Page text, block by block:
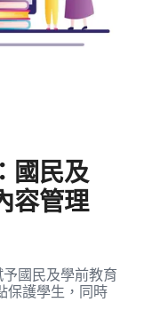
國民​及​
容​管理
國民​及​學前​教育
保護​學生，​同時​